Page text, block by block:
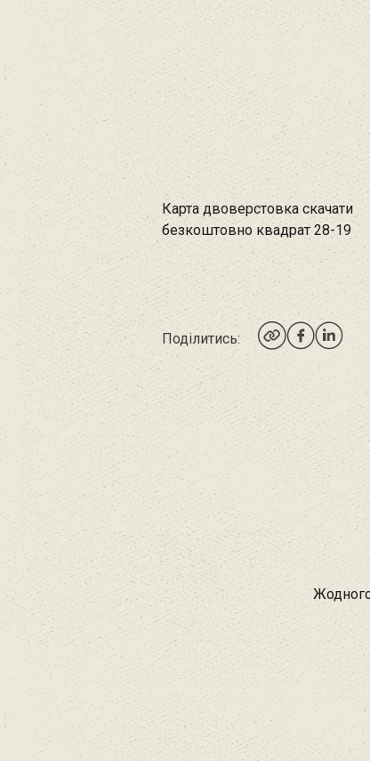
Карта двоверстовка скачати
безкоштовно квадрат 28-19
Поділитись: